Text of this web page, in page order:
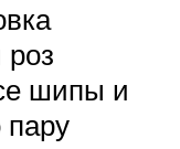
шипы и
пару